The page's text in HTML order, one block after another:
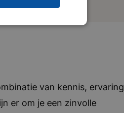
van kennis, ervaring
er om je een zinvolle